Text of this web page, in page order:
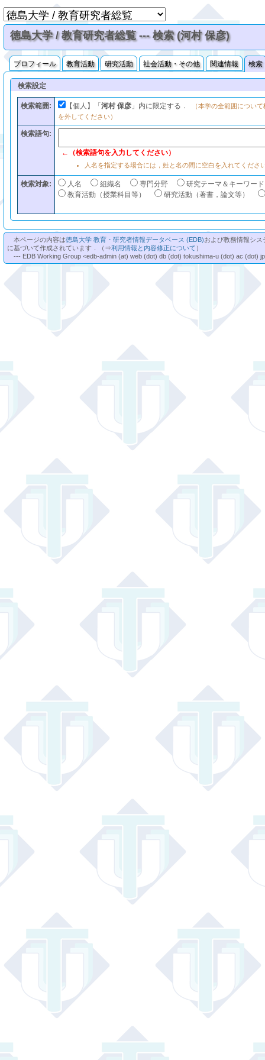
徳島大学 / 教育研究者総覧 --- 検索 (河村 保彦)
プロフィール 教育活動 研究活動 社会活動・その他 関連情報 検索
検索設定
検索範囲: 【個人】「 河村 保彦」内に限定する．
（本学の全範囲につい
を外してください）
検索語句:
←（検索語句を入力してください）
人名を指定する場合には，姓と名の間に空白を入れてくださ
検索対象: 人名 組織名 専門分野
研究テーマ＆キーワード
教育活動（授業科目等）
研究活動（著書，論文等）
本ページの内容は徳島大学 教育・研究者情報データベース (EDB)および教務情報シ
に基づいて作成されています．（⇒利用情報と内容修正について ）
--- EDB Working Group <edb-admin (at) web (dot) db (dot) tokushima-u (dot) ac (dot)